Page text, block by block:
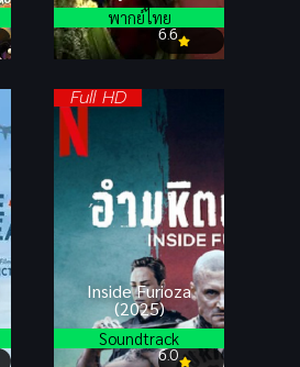
6.6
พากย์ไทย
Full HD
Inside Furioza
(2025)
6.0
Soundtrack